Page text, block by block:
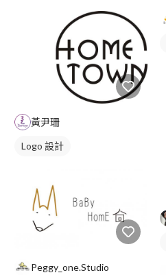
黃尹珊
Logo 設計
Peggy_one.Studio